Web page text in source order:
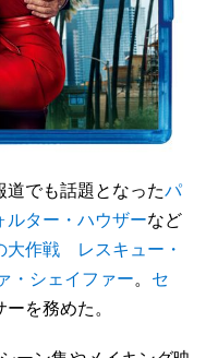
でも話題となったパ
ルター・ハウザーなど
大作戦 レスキュー・
・シェイファー。 セ
を務めた。